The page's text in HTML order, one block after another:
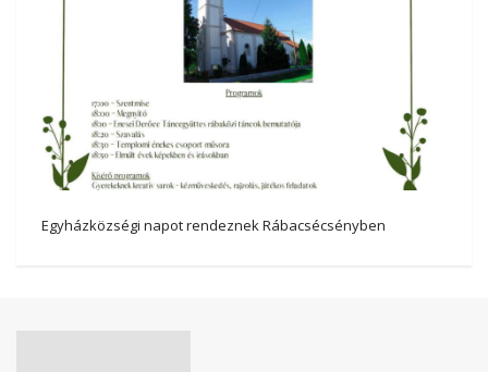
Egyházközségi napot rendeznek Rábacsécsényben